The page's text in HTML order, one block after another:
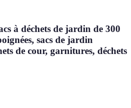
à déchets de jardin de 300
sacs de jardin
de cour, garnitures, déchets